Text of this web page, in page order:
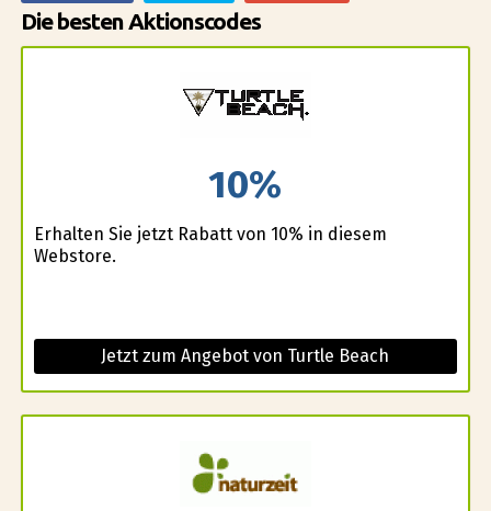
Die besten Aktionscodes
10%
Erhalten Sie jetzt Rabatt von 10% in diesem
Webstore.
Jetzt zum Angebot von Turtle Beach